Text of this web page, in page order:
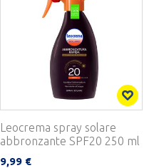
Leocrema spray solare
abbronzante SPF20 250 ml
9,99 €